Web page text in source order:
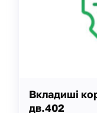
Вкладиші
дв.402